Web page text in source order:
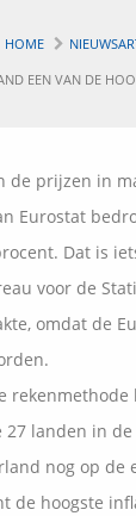
Expats
Klanten
Blog
Life style
HOME
EEN VAN DE
de prijzen in
Eurostat
Dat is
voor de
omdat de
landen in
nog op de
de hoogste